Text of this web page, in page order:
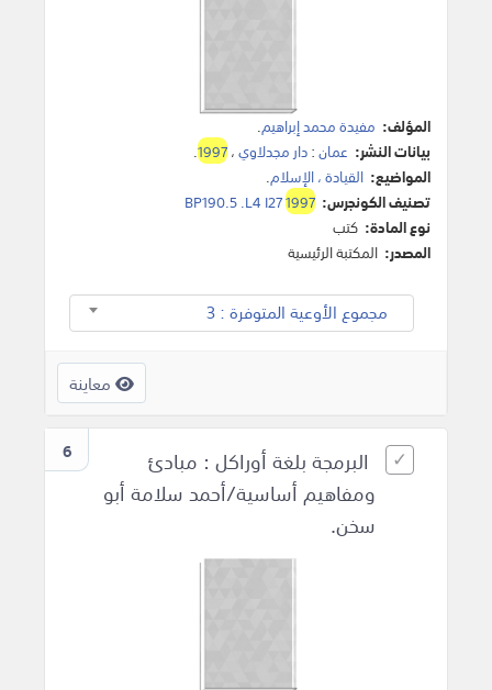
المؤلف: مفيدة محمد إبراهيم.
بيانات النشر: عمان:دار مجدلاوي،1997
.
المواضيع: القيادة ، الإسلام.
تصنيف الكونجرس:
BP190.5 .L4 I271997
نوع المادة: كتب
المصدر: المكتبة الرئيسية
مجموع الأوعية المتوفرة : 3
معاينة
6
البرمجة بلغة أوراكل : مبادئ
ومفاهيم أساسية/أحمد سلامة أبو
سخن.